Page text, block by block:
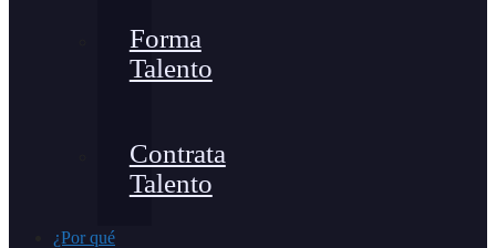
Forma
Talento
Contrata
Talento
¿Por qué